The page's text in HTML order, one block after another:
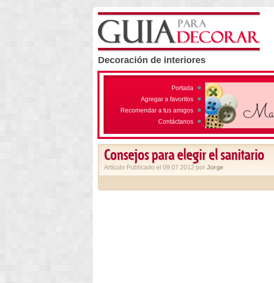
Decoración de interiores
Portada
Agregar a favoritos
Recomendar a tus amigos
Contáctanos
Consejos para elegir el sanitario
Artículo Publicado el 09.07.2012 por Jorge